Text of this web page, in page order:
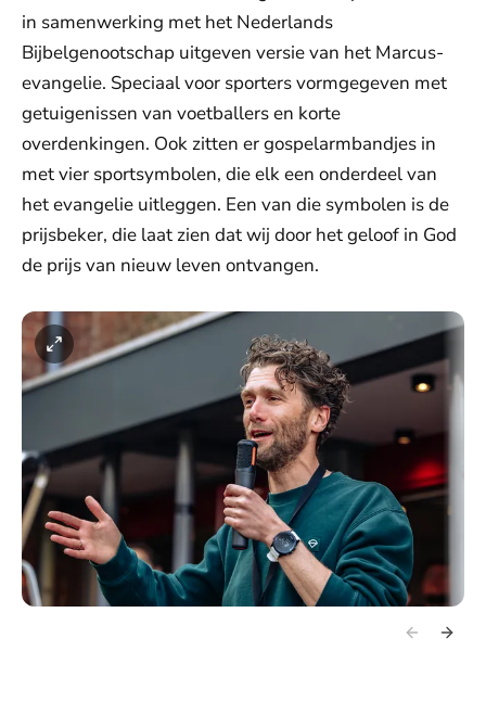
in samenwerking met het Nederlands
Bijbelgenootschap uitgeven versie van het Marcus-
evangelie. Speciaal voor sporters vormgegeven met
getuigenissen van voetballers en korte
overdenkingen. Ook zitten er gospelarmbandjes in
met vier sportsymbolen, die elk een onderdeel van
het evangelie uitleggen. Een van die symbolen is de
prijsbeker, die laat zien dat wij door het geloof in God
de prijs van nieuw leven ontvangen.